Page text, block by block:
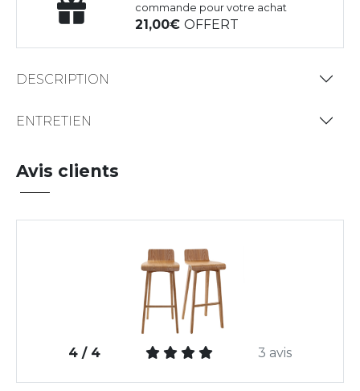
commande pour votre achat
21,00OFFERT
DESCRIPTION
ENTRETIEN
Avis clients
4 / 4 3 avis